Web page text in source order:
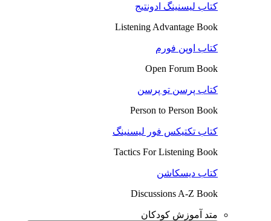
کتاب لیسنینگ ادونتیج
Listening Advantage Book
کتاب اوپن فورم
Open Forum Book
کتاب پرسن تو پرسن
Person to Person Book
کتاب تکتیکس فور لیسنینگ
Tactics For Listening Book
کتاب دیسکاشن
Discussions A-Z Book
متد آموزش کودکان